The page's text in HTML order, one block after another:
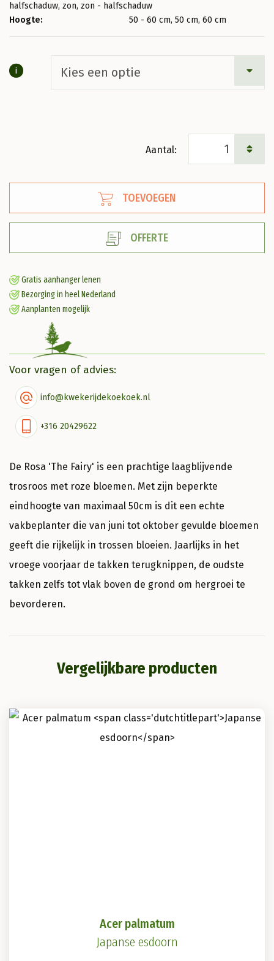
halfschaduw, zon, zon - halfschaduw
Hoogte:
50 - 60 cm, 50 cm, 60 cm
i
(P)
'The
Struikroos
TOEVOEGEN
OFFERTE
Gratis aanhanger lenen
Bezorging in heel Nederland
Aanplanten mogelijk
Voor vragen of advies:
info@kwekerijdekoekoek.nl
+316 20429622
De Rosa 'The Fairy' is een prachtige laagblijvende
trosroos met roze bloemen. Met zijn beperkte
eindhoogte van maximaal 50cm is dit een echte
vakbeplanter die van juni tot oktober gevulde bloemen
geeft die rijkelijk in trossen bloeien. Jaarlijks in het
vroege voorjaar de takken terugknippen, de oudste
takken zelfs tot vlak boven de grond om hergroei te
bevorderen.
Vergelijkbare producten
Acer palmatum
Japanse esdoorn